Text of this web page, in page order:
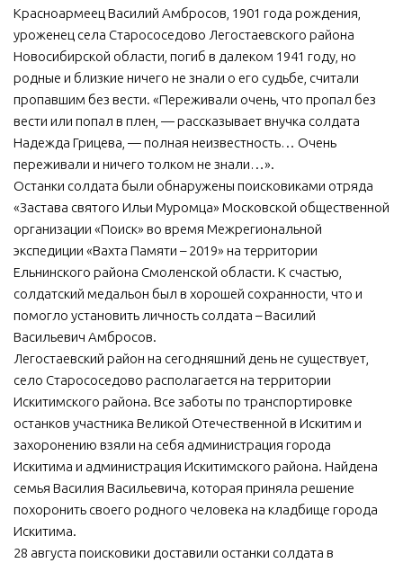
МБУ Дом культуры «Молодость»
МБУ Дом культуры «Октябрь»
МБОУ ДО «Детская школа искусств»
МБОУ ДО «Детская музыкальная школа»
МБУК «Искитимский городской историко-художественный
музей»
МБУ Парк культуры и отдыха им. И.В. Коротеева
МБУК «Централизованная библиотечная система»
ДК «Россия»
Афиша
Независимая оценка качества
Контакты
Красноармеец Василий Амбросов, 1901 года рождения,
уроженец села Старососедово Легостаевского района
Новосибирской области, погиб в далеком 1941 году, но
родные и близкие ничего не знали о его судьбе, считали
пропавшим без вести. «Переживали очень, что пропал без
вести или попал в плен, — рассказывает внучка солдата
Надежда Грицева, — полная неизвестность… Очень
переживали и ничего толком не знали…».
Останки солдата были обнаружены поисковиками отряда
«Застава святого Ильи Муромца» Московской общественной
организации «Поиск» во время Межрегиональной
экспедиции «Вахта Памяти – 2019» на территории
Ельнинского района Смоленской области. К счастью,
солдатский медальон был в хорошей сохранности, что и
помогло установить личность солдата – Василий
Васильевич Амбросов.
Легостаевский район на сегодняшний день не существует,
село Старососедово располагается на территории
Искитимского района. Все заботы по транспортировке
останков участника Великой Отечественной в Искитим и
захоронению взяли на себя администрация города
Искитима и администрация Искитимского района. Найдена
семья Василия Васильевича, которая приняла решение
похоронить своего родного человека на кладбище города
Искитима.
28 августа поисковики доставили останки солдата в